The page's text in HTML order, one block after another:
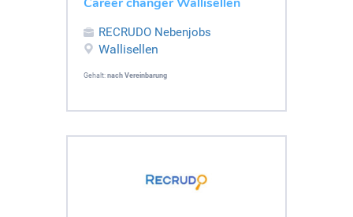
RECRUDO Nebenjobs
Wallisellen
Gehalt: nach Vereinbarung